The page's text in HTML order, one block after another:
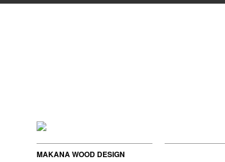
MAKANA WOOD DESIGN